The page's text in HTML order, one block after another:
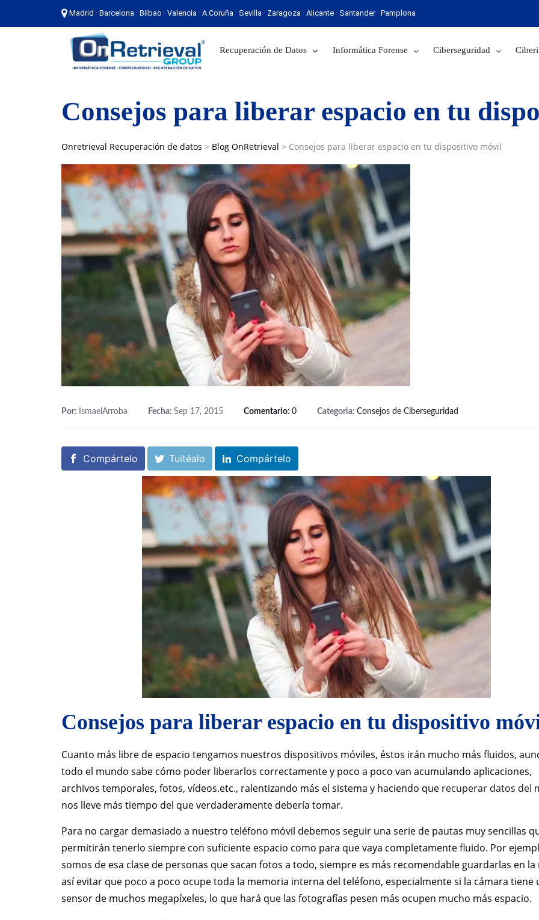
Madrid · Barcelona · Bilbao · Valencia · A Coruña · Sevilla · Zaragoza · Alicante · Santander · Pamplona
Recuperación de Datos Informática Forense Ciberseguridad
Madrid · Barcelona · Bilbao · Valencia · A Coruña · Sevilla · Zaragoza · Alicante · Santander · Pamplona
Consejos para liberar espacio en tu
Onretrieval Recuperación de datos > Blog OnRetrieval > Consejos para liberar espacio en tu dispositivo móvil
Por: IsmaelArroba Fecha: Sep 17, 2015 Comentario: 0 Categoria: Consejos de Ciberseguridad
Compártelo Tuitéalo Compártelo
Consejos para liberar espacio en tu dispositivo
Cuanto más libre de espacio tengamos nuestros dispositivos móviles, éstos irán mucho más fluidos,
todo el mundo sabe cómo poder liberarlos correctamente y poco a poco van acumulando aplicaciones,
archivos temporales, fotos, vídeos.etc., ralentizando más el sistema y haciendo que recuperar datos del
nos lleve más tiempo del que verdaderamente debería tomar.
Para no cargar demasiado a nuestro teléfono móvil debemos seguir una serie de pautas muy sencillas
permitirán tenerlo siempre con suficiente espacio como para que vaya completamente fluido. Por
somos de esa clase de personas que sacan fotos a todo, siempre es más recomendable guardarlas en la
así evitar que poco a poco ocupe toda la memoria interna del teléfono, especialmente si la cámara tiene
sensor de muchos megapíxeles, lo que hará que las fotografías pesen más ocupen mucho más espacio.